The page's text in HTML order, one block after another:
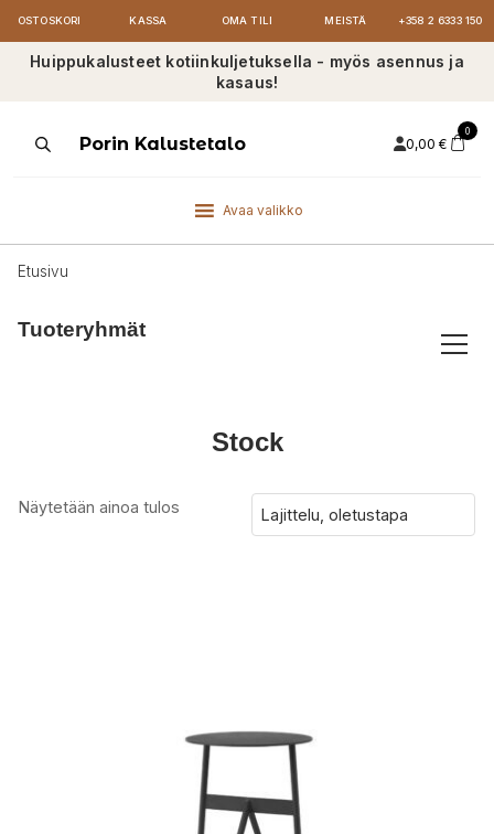
OSTOSKORI KASSA OMA TILI MEISTÄ +358 2 6333 150
Huippukalusteet kotiinkuljetuksella - myös asennus ja
kasaus!
ProductsPorin Kalustetalo 0,00 €
0
Avaa valikko
Etusivu
Tuoteryhmät
Stock
Näytetään ainoa tulos